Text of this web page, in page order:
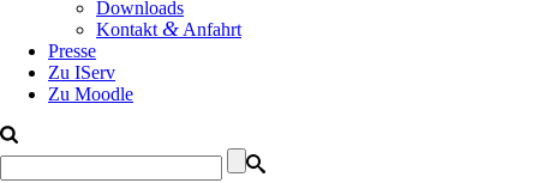
Downloads
Kontakt & Anfahrt
Presse
Zu IServ
Zu Moodle